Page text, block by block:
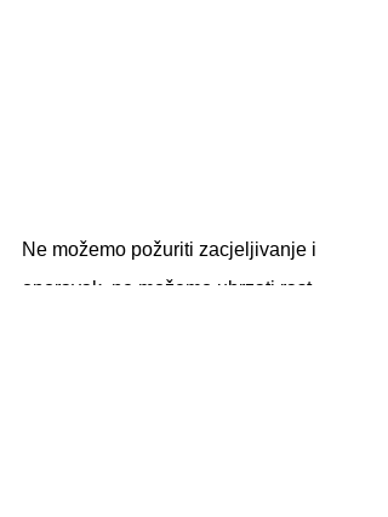
Ne možemo požuriti zacjeljivanje i
oporavak, ne možemo ubrzati rast